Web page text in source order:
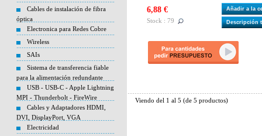
Cables de instalación de fibra
óptica
Electronica para Redes Cobre
Wireless
SAIs
Sistema de transferencia fiable
para la alimentación redundante
USB - USB-C - Apple Lightning
MPI - Thunderbolt - FireWire
Cables y Adaptadores HDMI,
DVI, DisplayPort, VGA
Electricidad
6,88 €
Stock : 79
Añadir a la
Descripción
Viendo del 1 al 5 (de 5 productos)